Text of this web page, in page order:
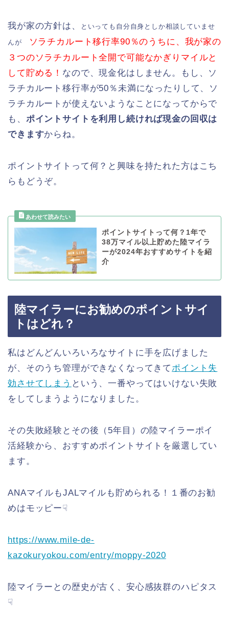
我が家の方針は、 といっても自分自身としか相談していませ
んが
ソラチカルート移行率90％のうちに、我が家の
３つのソラチカルート全開で可能なかぎりマイルと
して貯める！ なので、現金化はしません。もし、ソ
ラチカルート移行率が50％未満になったりして、ソ
ラチカルートが使えないようなことになってからで
も、 ポイントサイトを利用し続ければ現金の回収は
できますからね。
ポイントサイトって何？と興味を持たれた方はこち
らもどうぞ。
ポイントサイトって何？1年で
38万マイル以上貯めた陸マイラ
ーが2024年おすすめサイトを紹
介
陸マイラーにお勧めのポイントサイ
トはどれ？
私はどんどんいろいろなサイトに手を広げました
が、そのうち管理ができなくなってきてポイント失
効させてしまう という、一番やってはいけない失敗
をしてしまうようになりました。
その失敗経験とその後（5年目）の陸マイラーポイ
活経験から、おすすめポイントサイトを厳選してい
ます。
ANAマイルもJALマイルも貯められる！１番のお勧
めはモッピー☟
https://www.mile-de-
kazokuryokou.com/entry/moppy-2020
陸マイラーとの歴史が古く、安心感抜群のハピタス
☟